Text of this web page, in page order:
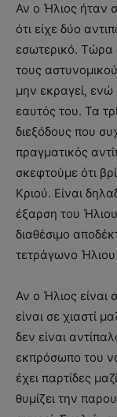
Αν ο Ήλιος ήταν
ότι είχε δύο
εσωτερικό. Τώρα
τους
μην εκραγεί, ενώ
εαυτός του. Τα
διεξόδους που
πραγματικός
σκεφτούμε ότι
Κριού. Είναι
έξαρση του
διαθέσιμο
τετράγωνο
Αν ο Ήλιος είναι
είναι σε χιαστί
δεν είναι
εκπρόσωπο του
έχει παρτίδες
θυμίζει την